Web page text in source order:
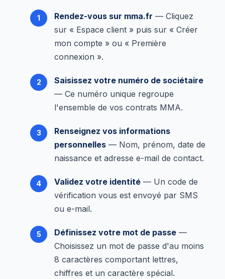
Rendez-vous sur mma.fr — Cliquez
sur « Espace client » puis sur « Créer
mon compte » ou « Première
connexion ».
Saisissez votre numéro de sociétaire
— Ce numéro unique regroupe
l'ensemble de vos contrats MMA.
Renseignez vos informations
personnelles — Nom, prénom, date de
naissance et adresse e-mail de contact.
Validez votre identité — Un code de
vérification vous est envoyé par SMS
ou e-mail.
Définissez votre mot de passe —
Choisissez un mot de passe d'au moins
8 caractères comportant lettres,
chiffres et un caractère spécial.